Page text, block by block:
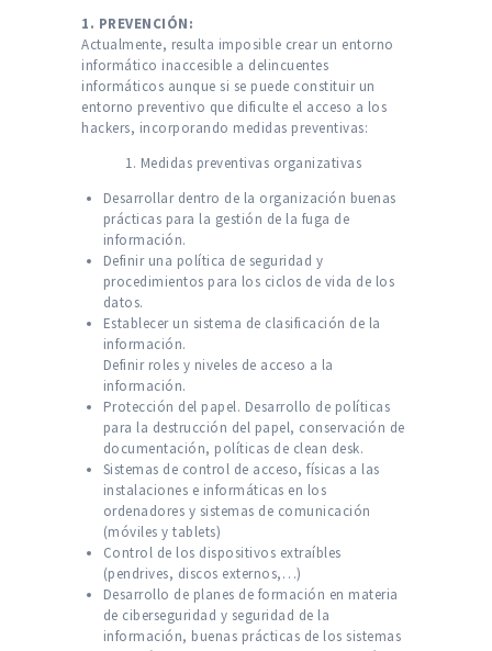
1. PREVENCIÓN:
Actualmente, resulta imposible crear un entorno
informático inaccesible a delincuentes
informáticos aunque si se puede constituir un
entorno preventivo que dificulte el acceso a los
hackers, incorporando medidas preventivas:
1. Medidas preventivas organizativas
Desarrollar dentro de la organización buenas
prácticas para la gestión de la fuga de
información.
Definir una política de seguridad y
procedimientos para los ciclos de vida de los
datos.
Establecer un sistema de clasificación de la
información.
Definir roles y niveles de acceso a la
información.
Protección del papel. Desarrollo de políticas
para la destrucción del papel, conservación de
documentación, políticas de clean desk.
Sistemas de control de acceso, físicas a las
instalaciones e informáticas en los
ordenadores y sistemas de comunicación
(móviles y tablets)
Control de los dispositivos extraíbles
(pendrives, discos externos,…)
Desarrollo de planes de formación en materia
de ciberseguridad y seguridad de la
información, buenas prácticas de los sistemas